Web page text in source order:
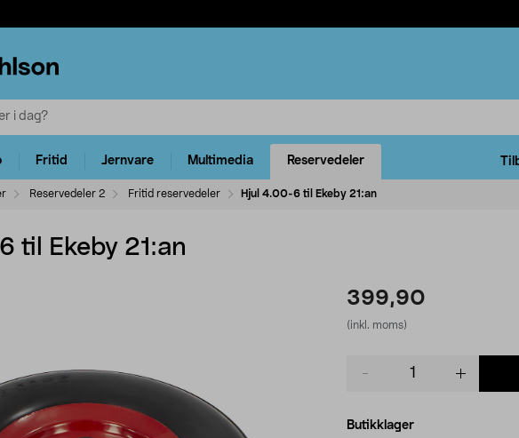
Fritid Jernvare Multimedia Reservedeler
Reservedeler 2 Fritid reservedeler Hjul 4.00-6 til Ekeby 21:an
til Ekeby 21:an
399,90
(inkl. moms)
Butikklager